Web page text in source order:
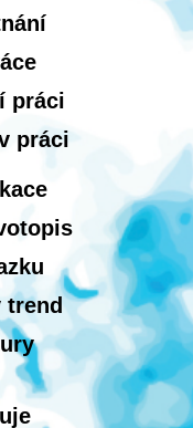
práci
práci
trend